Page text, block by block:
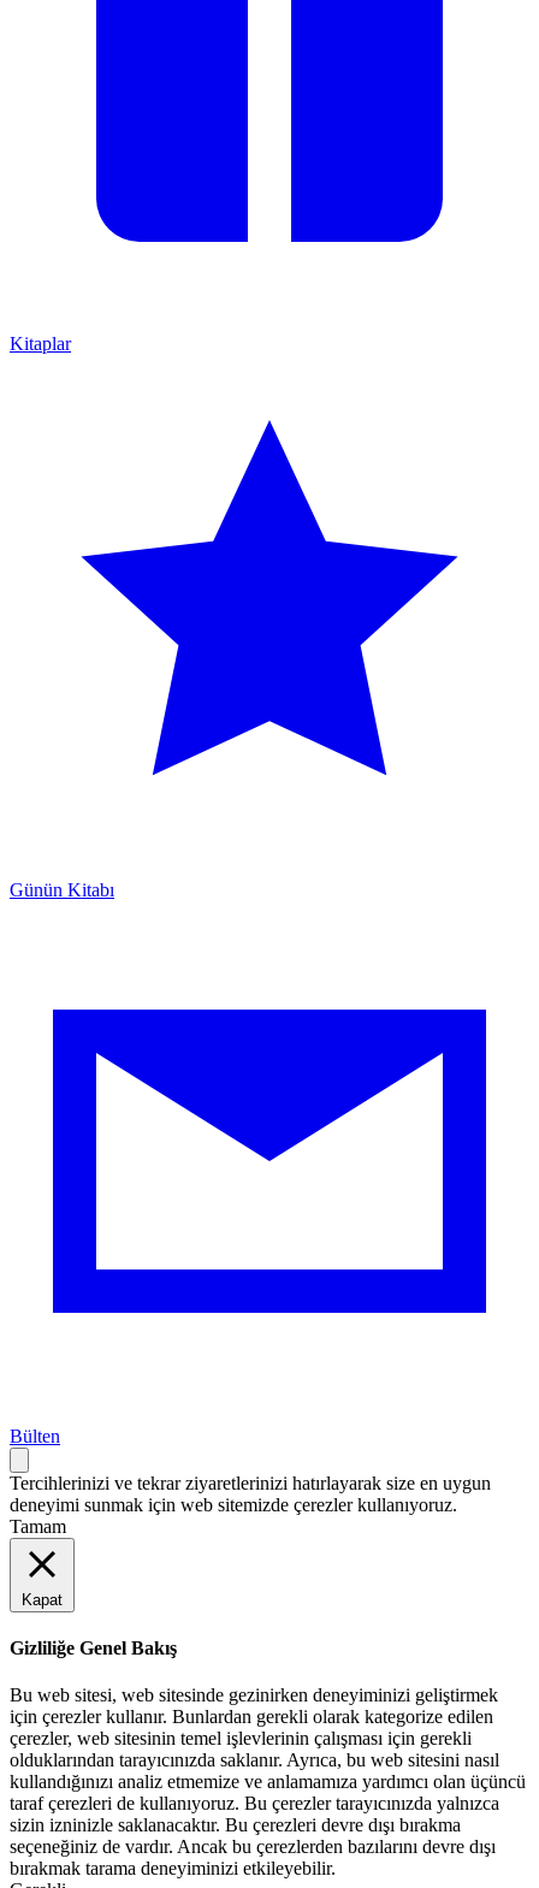
Kitaplar
Günün Kitabı
Bülten
Tercihlerinizi ve tekrar ziyaretlerinizi hatırlayarak size en uygun
deneyimi sunmak için web sitemizde çerezler kullanıyoruz.
Tamam
Kapat
Gizliliğe Genel Bakış
Bu web sitesi, web sitesinde gezinirken deneyiminizi geliştirmek
için çerezler kullanır. Bunlardan gerekli olarak kategorize edilen
çerezler, web sitesinin temel işlevlerinin çalışması için gerekli
olduklarından tarayıcınızda saklanır. Ayrıca, bu web sitesini nasıl
kullandığınızı analiz etmemize ve anlamamıza yardımcı olan üçüncü
taraf çerezleri de kullanıyoruz. Bu çerezler tarayıcınızda yalnızca
sizin izninizle saklanacaktır. Bu çerezleri devre dışı bırakma
seçeneğiniz de vardır. Ancak bu çerezlerden bazılarını devre dışı
bırakmak tarama deneyiminizi etkileyebilir.